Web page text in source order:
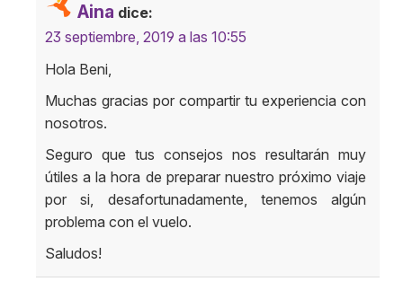
Aina dice:
23 septiembre, 2019 a las 10:55
Hola Beni,
Muchas gracias por compartir tu experiencia con
nosotros.
Seguro que tus consejos nos resultarán muy
útiles a la hora de preparar nuestro próximo viaje
por si, desafortunadamente, tenemos algún
problema con el vuelo.
Saludos!